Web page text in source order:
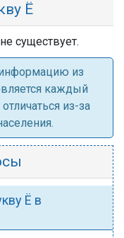
Ё
существует.
информацию из
каждый
из-за
Ё в